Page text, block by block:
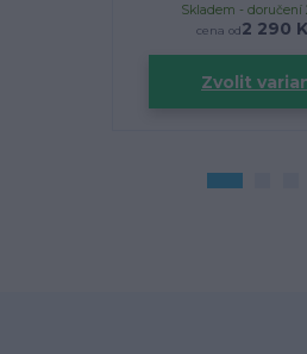
cena od2 290
Skladem - doručení
Zvolit